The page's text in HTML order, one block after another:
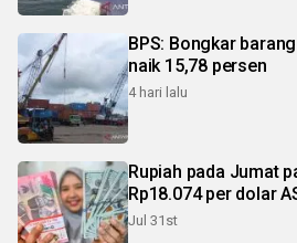
BPS: Bongkar
naik 15,78 persen
4 hari lalu
Rupiah pada Jumat
Rp18.074 per dolar
Jul 31st